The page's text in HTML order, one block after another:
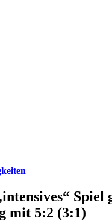
Spiel
mit 5:2 (3:1)